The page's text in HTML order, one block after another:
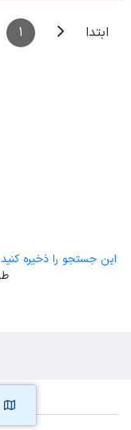
ابتدا 1
این جستجو را ذخیره کنید